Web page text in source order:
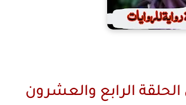
الرابع والعشرون